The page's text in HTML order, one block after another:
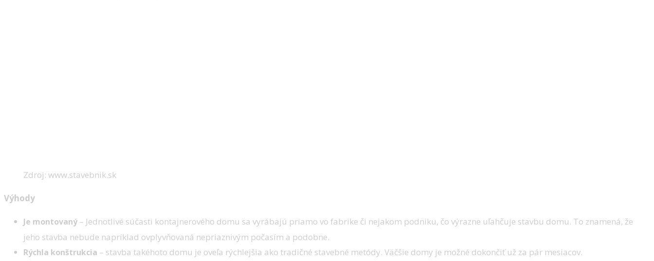
Zdroj: www.stavebnik.sk
Výhody
Je montovaný – Jednotlivé súčasti kontajnerového domu sa vyrábajú priamo vo fabrike či nejakom podniku, čo výrazne uľahčuje stavbu domu. To znamená, že
jeho stavba nebude napríklad ovplyvňovaná nepriaznivým počasím a podobne.
Rýchla konštrukcia – stavba takéhoto domu je oveľa rýchlejšia ako tradičné stavebné metódy. Väčšie domy je možné dokončiť už za pár mesiacov.